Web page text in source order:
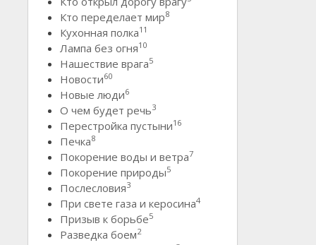
Кто переделает мир8
Кухонная полка11
Лампа без огня10
Нашествие врага5
Новости60
Новые люди6
О чем будет речь3
Перестройка пустыни16
Печка8
Покорение воды и ветра7
Покорение природы5
Послесловия3
При свете газа и керосина4
Призыв к борьбе5
Разведка боем2